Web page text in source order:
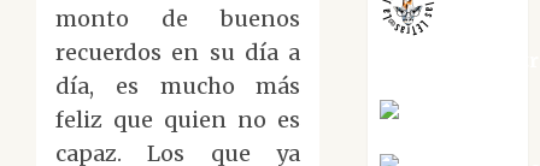
monto de buenos
recuerdos en su día a
día, es mucho más
feliz que quien no es
capaz. Los que ya